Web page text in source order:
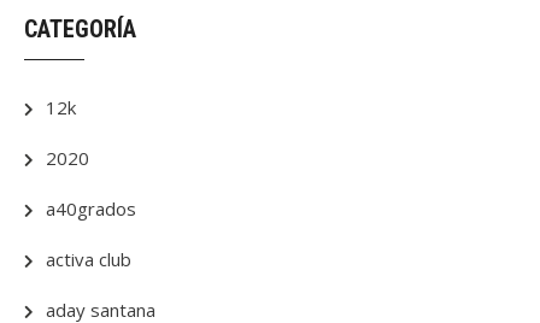
CATEGORÍA
12k
2020
a40grados
activa club
aday santana